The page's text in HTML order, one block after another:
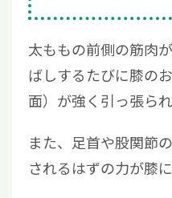
太ももの前側の筋肉
ばしするたびに膝の
面）が強く引っ張られ
また、足首や股関節
されるはずの力が膝